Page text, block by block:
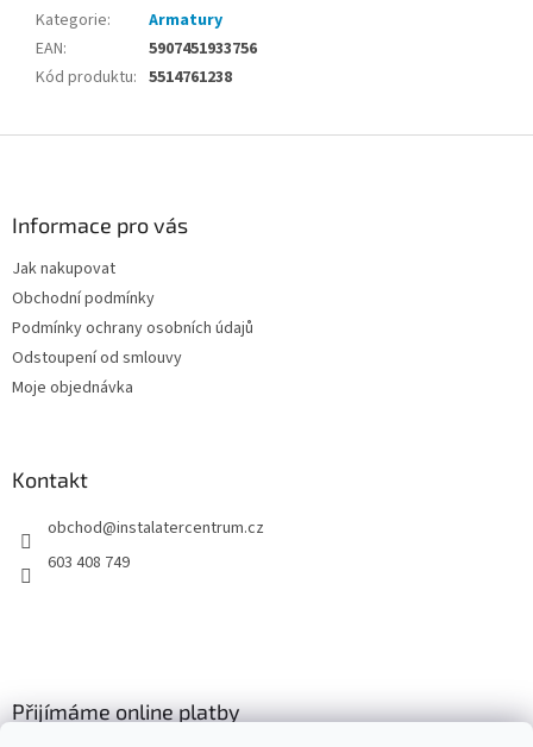
Kategorie:
Armatury
EAN:
5907451933756
Kód produktu: 5514761238
Informace pro vás
Jak nakupovat
Obchodní podmínky
Podmínky ochrany osobních údajů
Odstoupení od smlouvy
Moje objednávka
Kontakt
obchod@instalatercentrum.cz
603 408 749
Přijímáme online platby